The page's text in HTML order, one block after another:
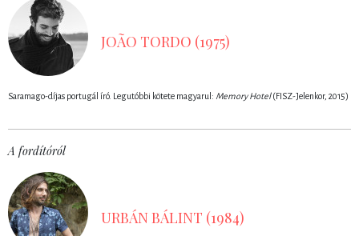
JOÃO TORDO (1975)
Saramago-díjas portugál író. Legutóbbi kötete magyarul: Memory Hotel(FISZ-Jelenkor, 2015)
A fordítóról
URBÁN BÁLINT (1984)